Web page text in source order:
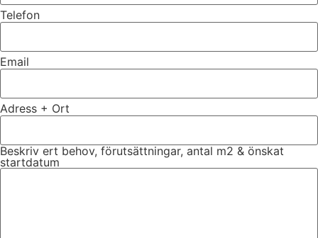
Telefon
Email
Adress + Ort
Beskriv ert behov, förutsättningar, antal m2 & önskat
startdatum